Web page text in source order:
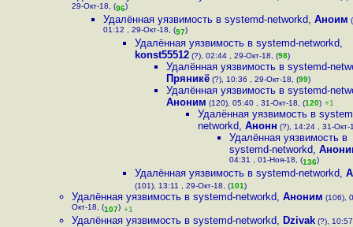
29-Окт-18, (96)
Удалённая уязвимость в systemd-networkd, Аноим
01:12 , 29-Окт-18, (97)
Удалённая уязвимость в systemd-networkd,
konst55512 (?), 02:44 , 29-Окт-18, (98)
Удалённая уязвимость в systemd-
Пряникё (?), 10:36 , 29-Окт-18, (99)
Удалённая уязвимость в systemd-
Аноним (120), 05:40 , 31-Окт-18, (120) +1
Удалённая уязвимость в
networkd, Анонн (?), 14:24 , 31-Окт-
Удалённая уязвимость в
systemd-networkd,
04:31 , 01-Ноя-18, (136)
Удалённая уязвимость в systemd-networkd,
(101), 13:11 , 29-Окт-18, (101)
Удалённая уязвимость в systemd-networkd, Аноним (106),
Окт-18, (107) +1
Удалённая уязвимость в systemd-networkd, Dzivak (?),